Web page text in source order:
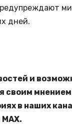
дней.
и
своим мнением
в наших
MAX.